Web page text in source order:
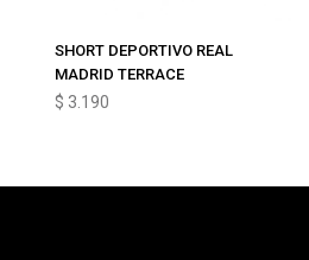
SHORT DEPORTIVO REAL
MADRID TERRACE
$ 3.190